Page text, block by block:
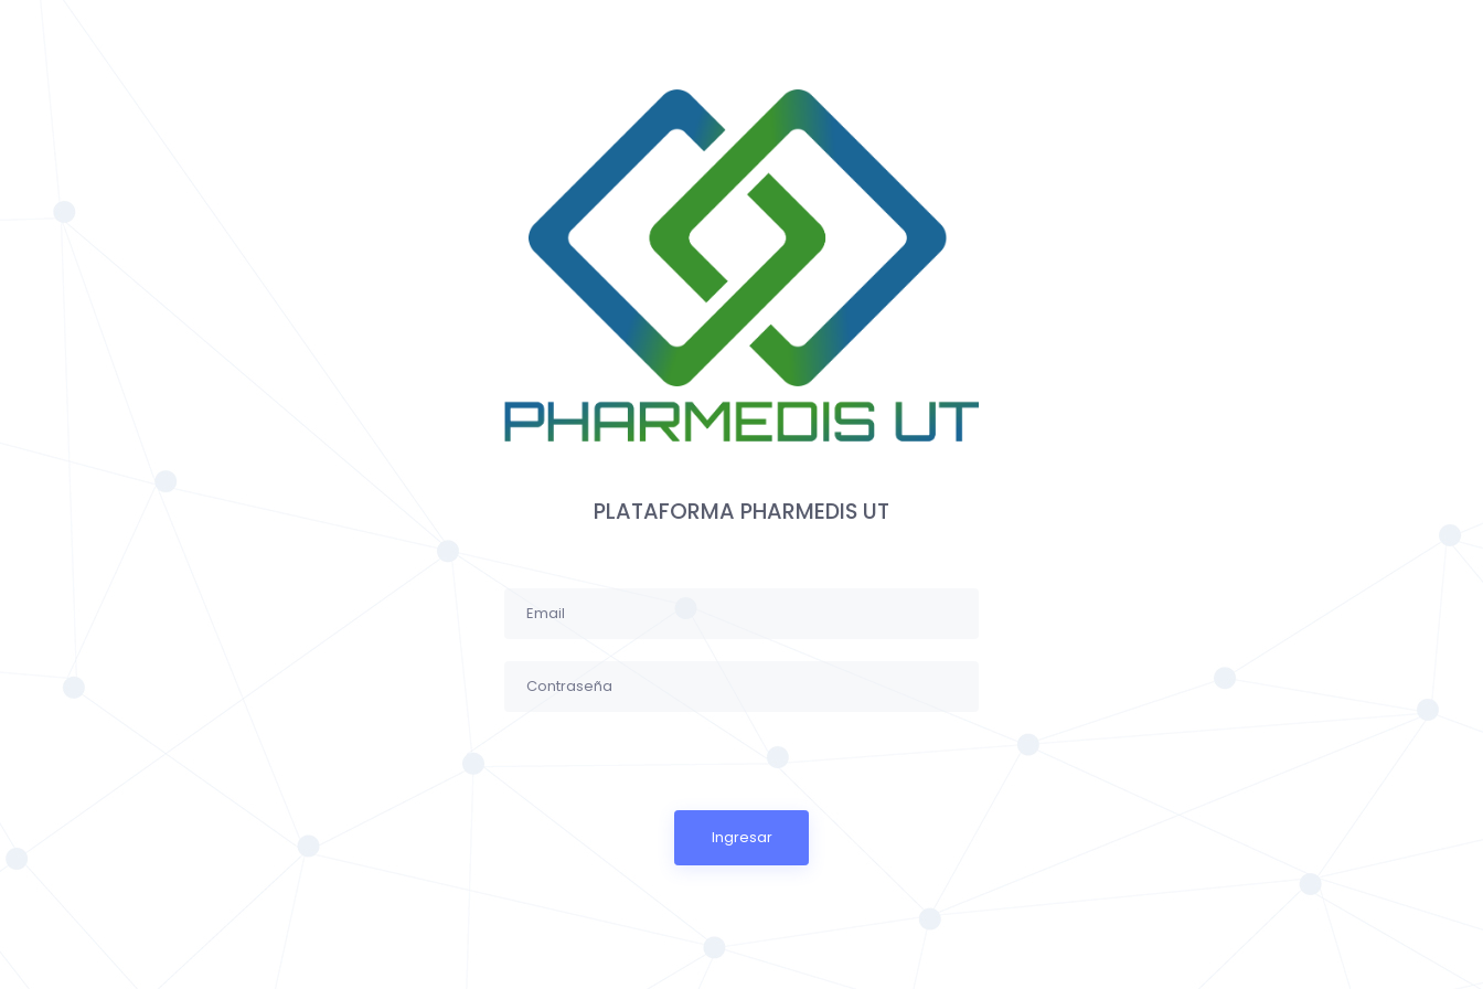
PLATAFORMA PHARMEDIS UT
Ingresar